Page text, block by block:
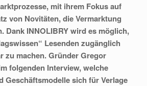
mit ihrem Fokus auf
von Novitäten, die Vermarktung
Dank INNOLIBRY wird es möglich,
Lesenden zugänglich
zu machen. Gründer Gregor
folgenden Interview, welche
Geschäftsmodelle sich für Verlage